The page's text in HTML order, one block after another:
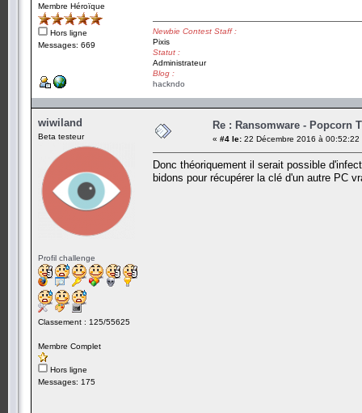
Membre Héroïque
Hors ligne
Messages: 669
Newbie Contest Staff :
Pixis
Statut :
Administrateur
Blog :
hackndo
wiwiland
Beta testeur
Profil challenge
Classement : 125/55625
Membre Complet
Hors ligne
Messages: 175
Re : Ransomware - Popcorn
« #4 le: 22 Décembre 2016 à 00:52:22
Donc théoriquement il serait possible
bidons pour récupérer la clé d'un autre PC